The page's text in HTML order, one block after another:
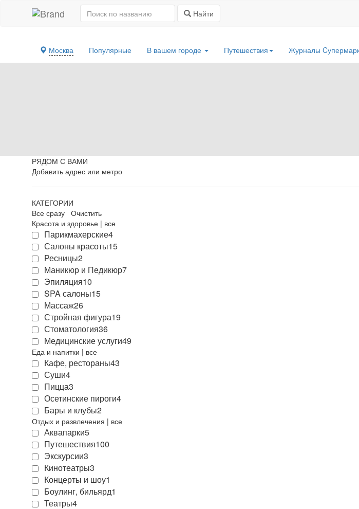
Найти
Москва Популярные В вашем городе Путешествия Журналы
РЯДОМ С ВАМИ
Добавить адрес или метро
КАТЕГОРИИ
Все сразу Очистить
Красота и здоровье | все
Парикмахерские4
Салоны красоты15
Ресницы2
Маникюр и Педикюр7
Эпиляция10
SPA салоны15
Массаж26
Стройная фигура19
Стоматология36
Медицинские услуги49
Еда и напитки | все
Кафе, рестораны43
Суши4
Пицца3
Осетинские пироги4
Бары и клубы2
Отдых и развлечения | все
Аквапарки5
Путешествия100
Экскурсии3
Кинотеатры3
Концерты и шоу1
Боулинг, бильярд1
Театры4